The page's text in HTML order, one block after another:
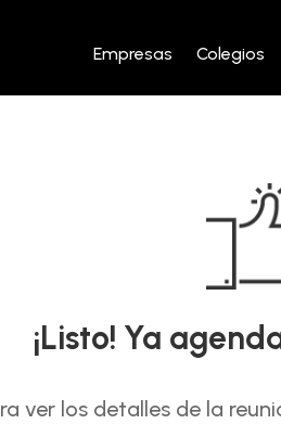
Empresas Colegios
¡Listo! Ya
ver los detalles de la